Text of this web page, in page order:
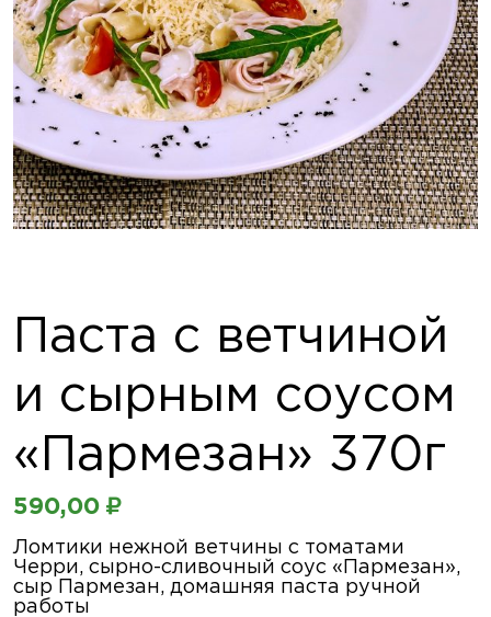
Паста с ветчиной
и сырным соусом
«Пармезан» 370г
590,00 ₽
Ломтики нежной ветчины с томатами
Черри, сырно-сливочный соус «Пармезан»,
сыр Пармезан, домашняя паста ручной
работы